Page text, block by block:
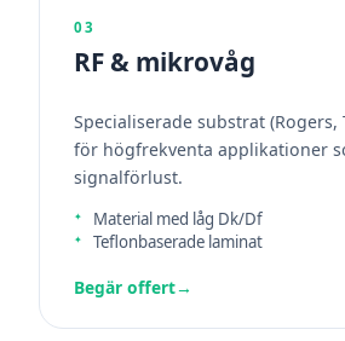
03
RF & mikrovåg
Specialiserade substrat (Rogers,
för högfrekventa applikationer
signalförlust.
Material med låg Dk/Df
Teflonbaserade laminat
Begär offert→